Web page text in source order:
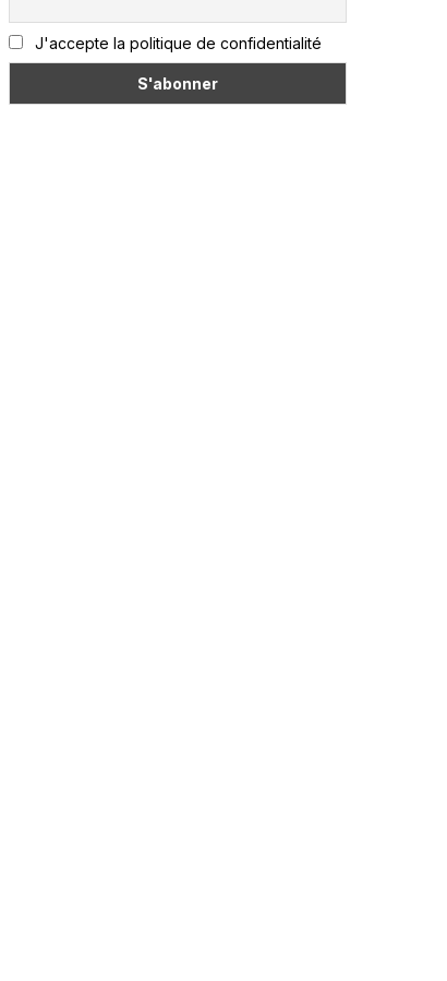
J'accepte la politique de confidentialité